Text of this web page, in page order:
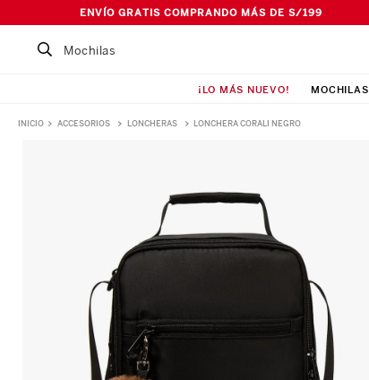
ENVÍO GRATIS COMPRANDO MÁS DE S/199
Buscar un producto...
¡LO MÁS NUEVO! MOCHILAS
ACCESORIOS LONCHERAS LONCHERA CORALI NEGRO
Pañalera
Maleta
Ismalia
Canguro